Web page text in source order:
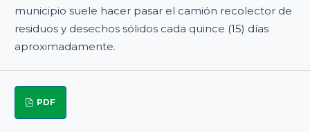
municipio suele hacer pasar el camión recolector de
residuos y desechos sólidos cada quince (15) días
aproximadamente.
PDF